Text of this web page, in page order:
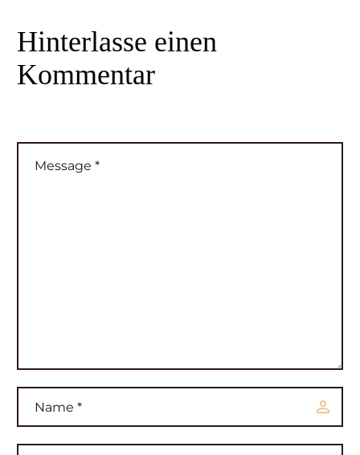
Hinterlasse einen
Kommentar